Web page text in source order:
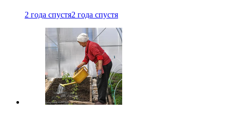
2 года спустя2 года спустя